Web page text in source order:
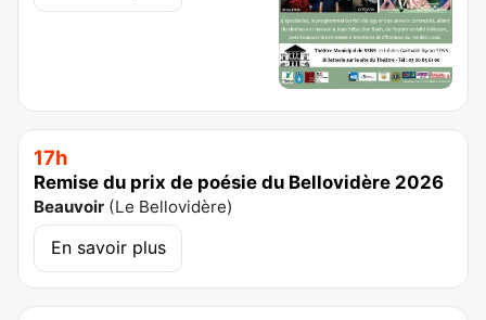
17h
Remise du prix de poésie du Bellovidère 2026
Beauvoir (Le Bellovidère)
En savoir plus